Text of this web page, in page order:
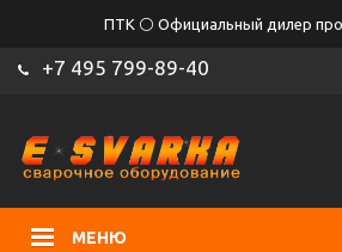
ПТК ⚪ Официальный дилер
+7 495 799-89-40
МЕНЮ